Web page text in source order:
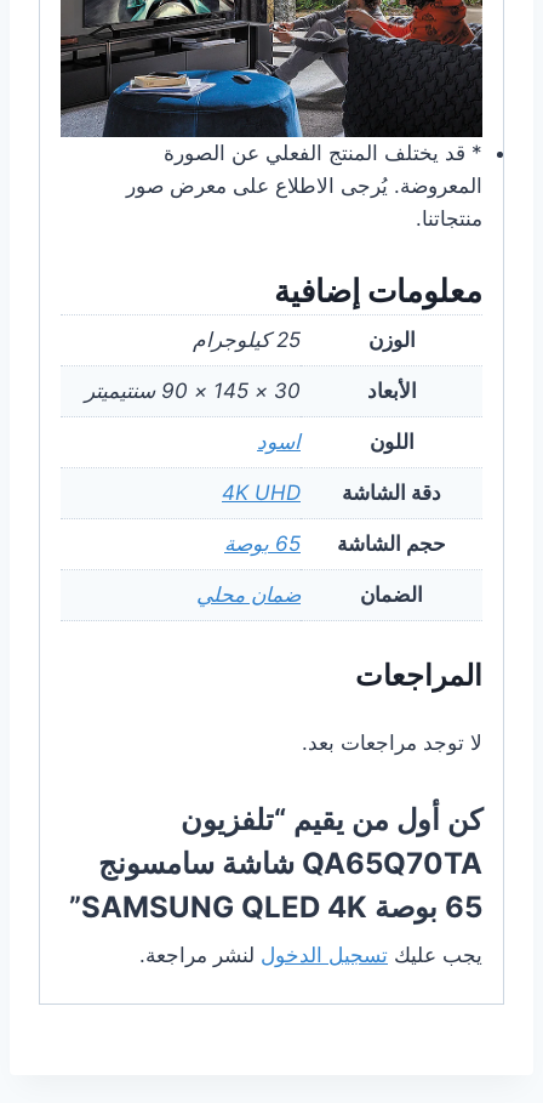
* قد يختلف المنتج الفعلي عن الصورة
المعروضة. يُرجى الاطلاع على معرض صور
منتجاتنا.
معلومات إضافية
الوزن 25 كيلوجرام
الأبعاد 30 × 145 × 90 سنتيميتر
اللون اسود
دقة الشاشة 4K UHD
حجم الشاشة 65 بوصة
الضمان ضمان محلي
المراجعات
لا توجد مراجعات بعد.
كن أول من يقيم “تلفزيون
QA65Q70TA شاشة سامسونج
65 بوصة SAMSUNG QLED 4K”
يجب عليك تسجيل الدخول لنشر مراجعة.